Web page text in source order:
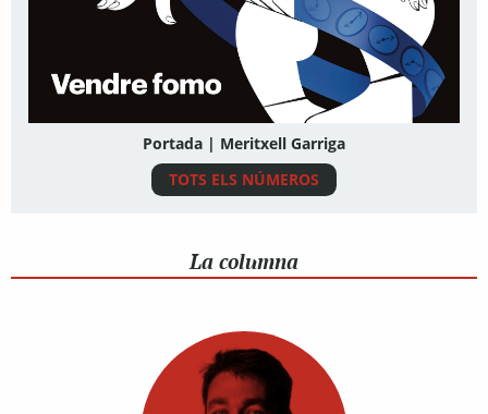
Portada | Meritxell Garriga
TOTS ELS NÚMEROS
La columna